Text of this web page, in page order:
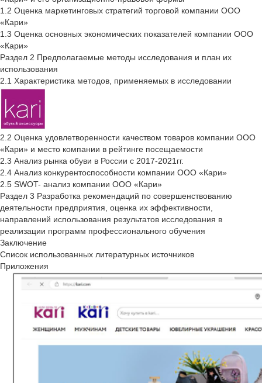
1.2 Оценка маркетинговых стратегий торговой компании ООО
«Кари»
1.3 Оценка основных экономических показателей компании ООО
«Кари»
Раздел 2 Предполагаемые методы исследования и план их
использования
2.1 Характеристика методов, применяемых в исследовании
2.2 Оценка удовлетворенности качеством товаров компании ООО
«Кари» и место компании в рейтинге посещаемости
2.3 Анализ рынка обуви в России с 2017-2021гг.
2.4 Анализ конкурентоспособности компании ООО «Кари»
2.5 SWOT- анализ компании ООО «Кари»
Раздел 3 Разработка рекомендаций по совершенствованию
деятельности предприятия, оценка их эффективности,
направлений использования результатов исследования в
реализации программ профессионального обучения
Заключение
Список использованных литературных источников
Приложения